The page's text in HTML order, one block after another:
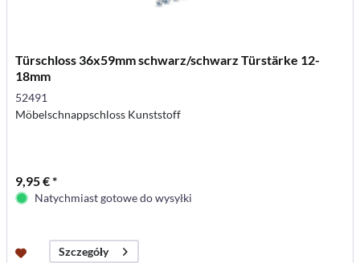
Türschloss 36x59mm schwarz/schwarz Türstärke 12-
18mm
52491
Möbelschnappschloss Kunststoff
9,95 € *
Natychmiast gotowe do wysyłki
Szczegóły